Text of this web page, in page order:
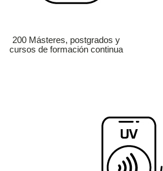
200 Másteres, postgrados y
cursos de formación continua